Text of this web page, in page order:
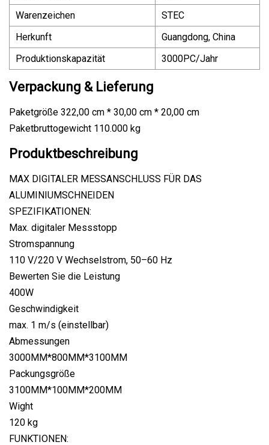
Warenzeichen
STEC
Herkunft
Guangdong, China
Produktionskapazität
3000PC/Jahr
Verpackung & Lieferung
Paketgröße 322,00 cm * 30,00 cm * 20,00 cm
Paketbruttogewicht 110.000 kg
Produktbeschreibung
MAX DIGITALER MESSANSCHLUSS FÜR DAS
ALUMINIUMSCHNEIDEN
SPEZIFIKATIONEN:
Max. digitaler Messstopp
Stromspannung
110 V/220 V Wechselstrom, 50–60 Hz
Bewerten Sie die Leistung
400W
Geschwindigkeit
max. 1 m/s (einstellbar)
Abmessungen
3000MM*800MM*3100MM
Packungsgröße
3100MM*100MM*200MM
Wight
120 kg
FUNKTIONEN: